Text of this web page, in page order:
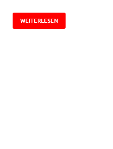
WEITERLESEN